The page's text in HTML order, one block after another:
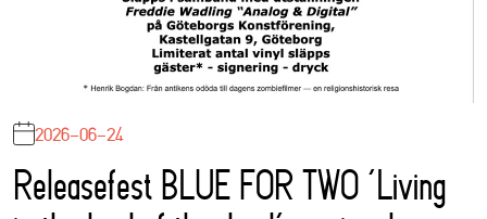
2026-06-24
Releasefest BLUE FOR TWO ‘Living